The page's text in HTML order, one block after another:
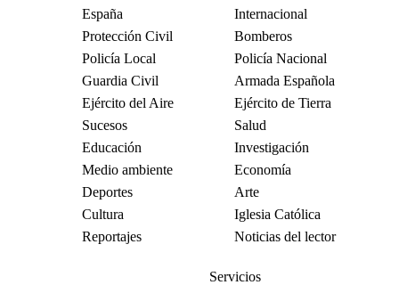
España
Internacional
Protección Civil
Bomberos
Policía Local
Policía Nacional
Guardia Civil
Armada Española
Ejército del Aire
Ejército de Tierra
Sucesos
Salud
Educación
Investigación
Medio ambiente
Economía
Deportes
Arte
Cultura
Iglesia Católica
Reportajes
Noticias del lector
Servicios